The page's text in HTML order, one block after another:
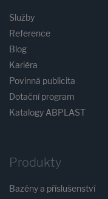
Služby
Reference
Blog
Kariéra
Povinná publicita
Dotační program
Katalogy ABPLAST
Produkty
Bazény a příslušenství